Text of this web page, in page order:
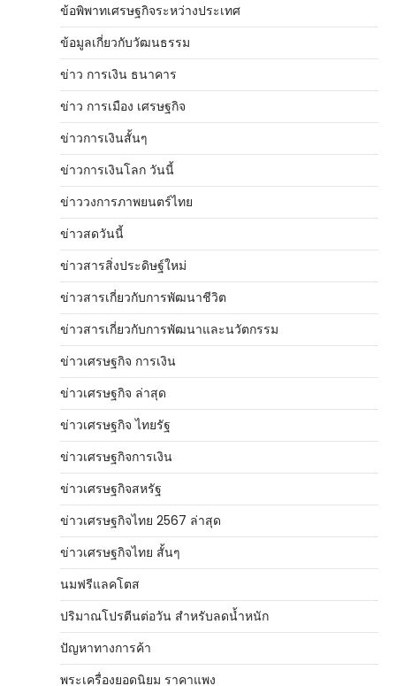
ข้อพิพาทเศรษฐกิจระหว่างประเทศ
ข้อมูลเกี่ยวกับวัฒนธรรม
ข่าว การเงิน ธนาคาร
ข่าว การเมือง เศรษฐกิจ
ข่าวการเงินสั้นๆ
ข่าวการเงินโลก วันนี้
ข่าววงการภาพยนตร์ไทย
ข่าวสดวันนี้
ข่าวสารสิ่งประดิษฐ์ใหม่
ข่าวสารเกี่ยวกับการพัฒนาชีวิต
ข่าวสารเกี่ยวกับการพัฒนาและนวัตกรรม
ข่าวเศรษฐกิจ การเงิน
ข่าวเศรษฐกิจ ล่าสุด
ข่าวเศรษฐกิจ ไทยรัฐ
ข่าวเศรษฐกิจการเงิน
ข่าวเศรษฐกิจสหรัฐ
ข่าวเศรษฐกิจไทย 2567 ล่าสุด
ข่าวเศรษฐกิจไทย สั้นๆ
นมฟรีแลคโตส
ปริมาณโปรตีนต่อวัน สำหรับลดน้ำหนัก
ปัญหาทางการค้า
พระเครื่องยอดนิยม ราคาแพง